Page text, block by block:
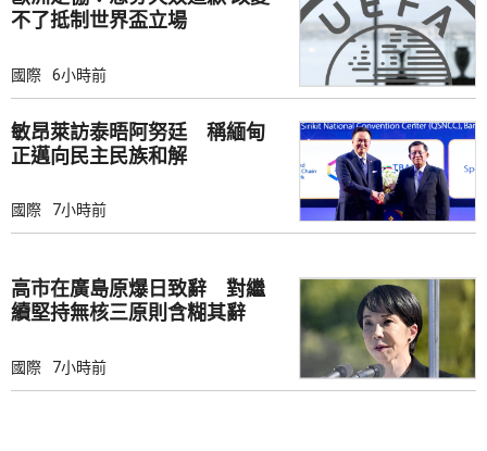
不了抵制世界盃立場
國際 6小時前
敏昂萊訪泰晤阿努廷 稱緬甸
正邁向民主民族和解
國際 7小時前
高市在廣島原爆日致辭 對繼
續堅持無核三原則含糊其辭
國際 7小時前